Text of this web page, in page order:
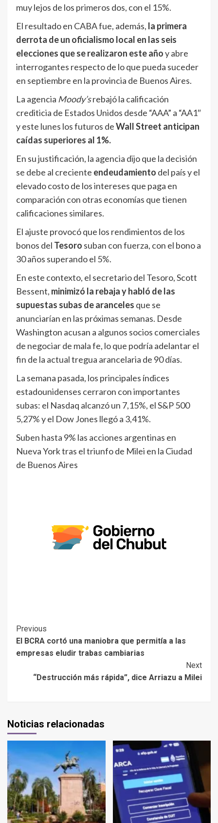
muy lejos de los primeros dos, con el 15%.
El resultado en CABA fue, además, la primera
derrota de un oficialismo local en las seis
elecciones que se realizaron este añoy abre
interrogantes respecto de lo que pueda suceder
en septiembre en la provincia de Buenos Aires.
La agencia Moody’srebajó la calificación
crediticia de Estados Unidos desde “AAA” a “AA1″
y este lunes los futuros deWall Street anticipan
caídas superiores al 1%.
En su justificación, la agencia dijo que la decisión
se debe al creciente endeudamiento del país y el
elevado costo de los intereses que paga en
comparación con otras economías que tienen
calificaciones similares.
El ajuste provocó que los rendimientos de los
bonos del Tesoro suban con fuerza, con el bono a
30 años superando el 5%.
En este contexto, el secretario del Tesoro, Scott
Bessent, minimizó la rebaja y habló de las
supuestas subas de aranceles que se
anunciarían en las próximas semanas. Desde
Washington acusan a algunos socios comerciales
de negociar de mala fe, lo que podría adelantar el
fin de la actual tregua arancelaria de 90 días.
La semana pasada, los principales índices
estadounidenses cerraron con importantes
subas: el Nasdaq alcanzó un 7,15%, el S&P 500
5,27% y el Dow Jones llegó a 3,41%.
Suben hasta 9% las acciones argentinas en
Nueva York tras el triunfo de Milei en la Ciudad
de Buenos Aires
Previous
El BCRA cortó una maniobra que permitía a las
empresas eludir trabas cambiarias
Next
“Destrucción más rápida”, dice Arriazu a Milei
Noticias relacionadas